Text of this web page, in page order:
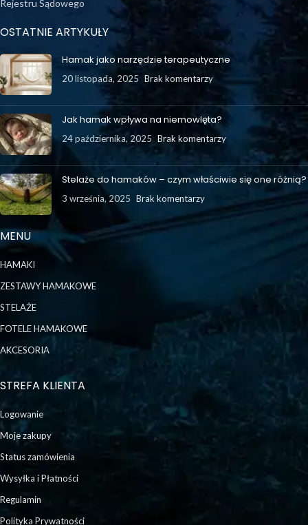
Rejestru Sądowego
OSTATNIE ARTYKUŁY
Hamak jako narzędzie terapeutyczne
20 listopada, 2025 Brak komentarzy
Jak hamak wpływa na niemowlęta?
24 października, 2025 Brak komentarzy
Stelaże do hamaków – czym właściwie się one różnią?
3 września, 2025 Brak komentarzy
MENU
HAMAKI
ZESTAWY HAMAKOWE
STELAŻE
FOTELE HAMAKOWE
AKCESORIA
STREFA KLIENTA
Logowanie
Moje zakupy
Status zamówienia
Wysyłka i Płatności
Regulamin
Polityka Prywatności